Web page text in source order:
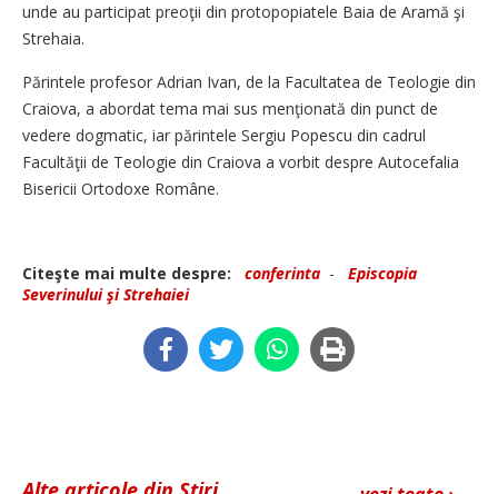
unde au participat preoţii din protopopiatele Baia de Aramă şi
Strehaia.
Părintele profesor Adrian Ivan, de la Facultatea de Teologie din
Craiova, a abordat tema mai sus menţionată din punct de
vedere dogmatic, iar părintele Sergiu Popescu din cadrul
Facultăţii de Teologie din Craiova a vorbit despre Autocefalia
Bisericii Ortodoxe Române.
Citeşte mai multe despre: conferinta - Episcopia
Severinului şi Strehaiei